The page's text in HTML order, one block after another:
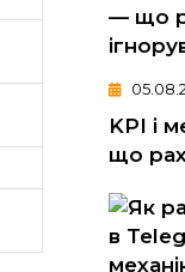
KPI і
що